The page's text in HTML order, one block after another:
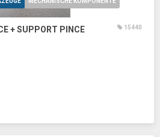
+ SUPPORT PINCE
15440